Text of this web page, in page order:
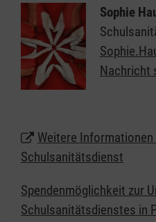
gestellten Räume, Geräte
Schulsanitätsdienst in
Schulleitung in ihrer
Sicherheit der
Wir möchten jungen
und vielleicht sogar
Dienststelle
Dessauer Str. 14 b
Sophie
Nachricht
Weitere
Schulsanitätsdienst
Spendenmöglichkeit zur
Schulsanitätsdienstes in